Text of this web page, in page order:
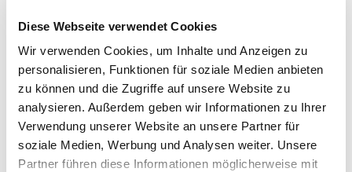
Diese Webseite verwendet Cookies
Wir verwenden Cookies, um Inhalte und Anzeigen zu
personalisieren, Funktionen für soziale Medien anbieten
zu können und die Zugriffe auf unsere Website zu
analysieren. Außerdem geben wir Informationen zu Ihrer
Verwendung unserer Website an unsere Partner für
soziale Medien, Werbung und Analysen weiter. Unsere
Partner führen diese Informationen möglicherweise mit
10:00 bis 22:00 Uhr
Zustellzeiten via
Montag bis Samstag
10:00 bis 22:00 Uhr
Sonntag
10:30 bis 22:00 Uhr